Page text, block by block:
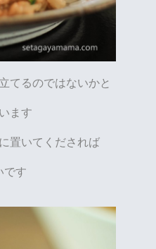
てるのではないかと
ます
置いてくだされば
です